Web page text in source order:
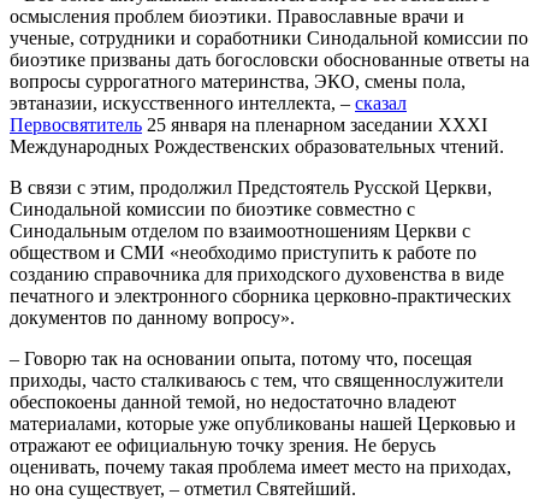
осмысления проблем биоэтики. Православные врачи и
ученые, сотрудники и соработники Синодальной комиссии по
биоэтике призваны дать богословски обоснованные ответы на
вопросы суррогатного материнства, ЭКО, смены пола,
эвтаназии, искусственного интеллекта, – сказал
Первосвятитель 25 января на пленарном заседании XXXI
Международных Рождественских образовательных чтений.
В связи с этим, продолжил Предстоятель Русской Церкви,
Синодальной комиссии по биоэтике совместно с
Синодальным отделом по взаимоотношениям Церкви с
обществом и СМИ «необходимо приступить к работе по
созданию справочника для приходского духовенства в виде
печатного и электронного сборника церковно-практических
документов по данному вопросу».
– Говорю так на основании опыта, потому что, посещая
приходы, часто сталкиваюсь с тем, что священнослужители
обеспокоены данной темой, но недостаточно владеют
материалами, которые уже опубликованы нашей Церковью и
отражают ее официальную точку зрения. Не берусь
оценивать, почему такая проблема имеет место на приходах,
но она существует, – отметил Святейший.